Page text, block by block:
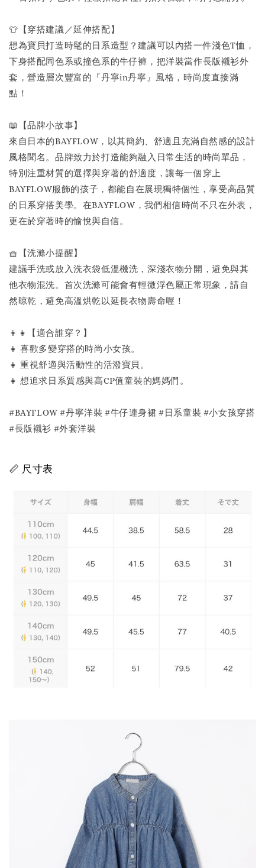
👕【穿搭建議／延伸搭配】
想為寶貝打造時髦的日系造型？建議可以內搭一件淺色T恤，
下身搭配同色系或撞色系的牛仔褲，把洋裝當作長版襯衫外
套，營造層次豐富的『丹寧in丹寧』風格，時尚度直接滿
點！
📖【品牌小故事】
來自日本的BAYFLOW，以其簡約、舒適且充滿自然感的設計
風格聞名。品牌致力於打造能夠融入日常生活的時尚單品，
特別注重材質的選擇與穿著的舒適度，讓每一個穿上
BAYFLOW服飾的孩子，都能自在展現獨特個性，享受高品質
的日系穿搭美學。在BAYFLOW，我們相信時尚不只在外表，
更在於穿著時的愉悅與自信。
🧺【洗滌小提醒】
建議手洗或放入洗衣袋低溫機洗，深淺衣物分開，避免與其
他衣物混洗。首次洗滌可能會有輕微浮色屬正常現象，請自
然晾乾，避免高溫烘乾以延長衣物壽命喔！
👦👧【適合誰穿？】
👧 喜歡多變穿搭的時尚小女孩。
👧 重視舒適與活動性的活潑寶貝。
👧 想追求日系質感與高CP值童裝的媽媽們。
#BAYFLOW #丹寧洋裝 #牛仔連身裙 #日系童裝 #小女孩穿搭
#長版襯衫 #外套洋裝
📏 尺寸表